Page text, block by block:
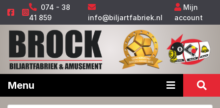
074 - 38
41 859
info@biljartfabriek.nl
Mijn
account
Menu